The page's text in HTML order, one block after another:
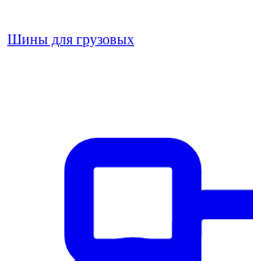
Шины для грузовых